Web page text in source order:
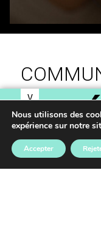
V
S
Nous utilisons des
expérience sur notre
Accepter